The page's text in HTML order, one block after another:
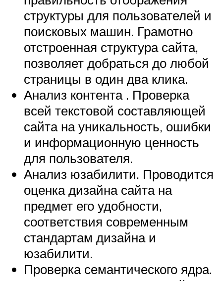
структуры для пользователей и
поисковых машин. Грамотно
отстроенная структура сайта,
позволяет добраться до любой
страницы в один два клика.
Анализ контента . Проверка
всей текстовой составляющей
сайта на уникальность, ошибки
и информационную ценность
для пользователя.
Анализ юзабилити. Проводится
оценка дизайна сайта на
предмет его удобности,
соответствия современным
стандартам дизайна и
юзабилити.
Проверка семантического ядра.